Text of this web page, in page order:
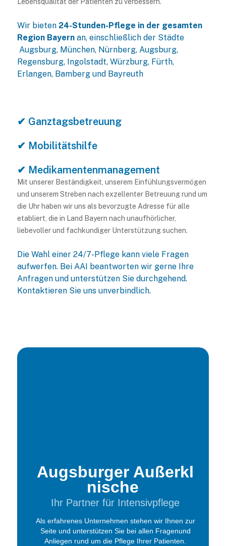
Wir bieten 24-Stunden-Pflege in der gesamten
Region Bayernan, einschließlich der Städte
Augsburg, München, Nürnberg, Augsburg,
Regensburg, Ingolstadt, Würzburg, Fürth,
Erlangen, Bamberg und Bayreuth
Mit unserer Beständigkeit, unserem Einfühlungsvermögen
und unserem Streben nach exzellenter Betreuung rund um
die Uhr haben wir uns als bevorzugte Adresse für alle
etabliert, die in Land Bayern nach unaufhörlicher,
liebevoller und fachkundiger Unterstützung suchen.
Die Wahl einer 24/7-Pflege kann viele Fragen
aufwerfen. Bei AAI beantworten wir gerne Ihre
Anfragen und unterstützen Sie durchgehend.
Kontaktieren Sie uns unverbindlich.
✔ Ganztagsbetreuung
✔ Mobilitätshilfe
✔ Medikamentenmanagement
Augsburger Außerkl
nische
Ihr Partner für Intensivpflege
Als erfahrenes Unternehmen stehen wir Ihnen zur
Seite und unterstützen Sie bei allen Fragenund
Anliegen rund um die Pflege Ihrer Patienten.